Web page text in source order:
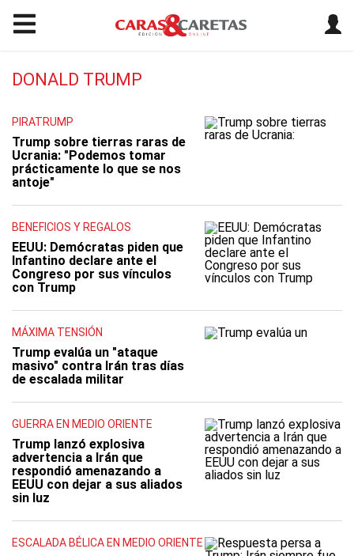
DONALD TRUMP
PIRATRUMP
Trump sobre tierras raras de
Ucrania: "Podemos tomar
prácticamente lo que se nos
antoje"
BENEFICIOS Y REGALOS
EEUU: Demócratas piden que
Infantino declare ante el
Congreso por sus vínculos
con Trump
MÁXIMA TENSIÓN
Trump evalúa un "ataque
masivo" contra Irán tras días
de escalada militar
GUERRA EN MEDIO ORIENTE
Trump lanzó explosiva
advertencia a Irán que
respondió amenazando a
EEUU con dejar a sus aliados
sin luz
ESCALADA BÉLICA EN MEDIO ORIENTE